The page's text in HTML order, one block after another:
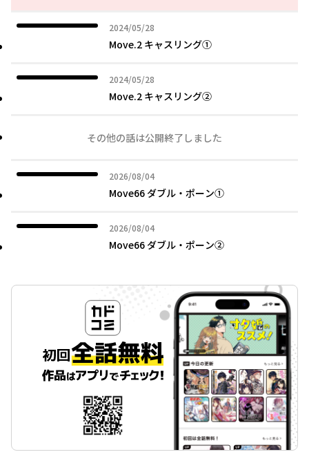
2024/05/28
2024年05月28日
Move.2 キャスリング①
2024/05/28
2024年05月28日
Move.2 キャスリング②
その他の話は公開終了しました
2026/08/04
2026年08月04日
Move66 ダブル・ポーン①
2026/08/04
2026年08月04日
Move66 ダブル・ポーン②